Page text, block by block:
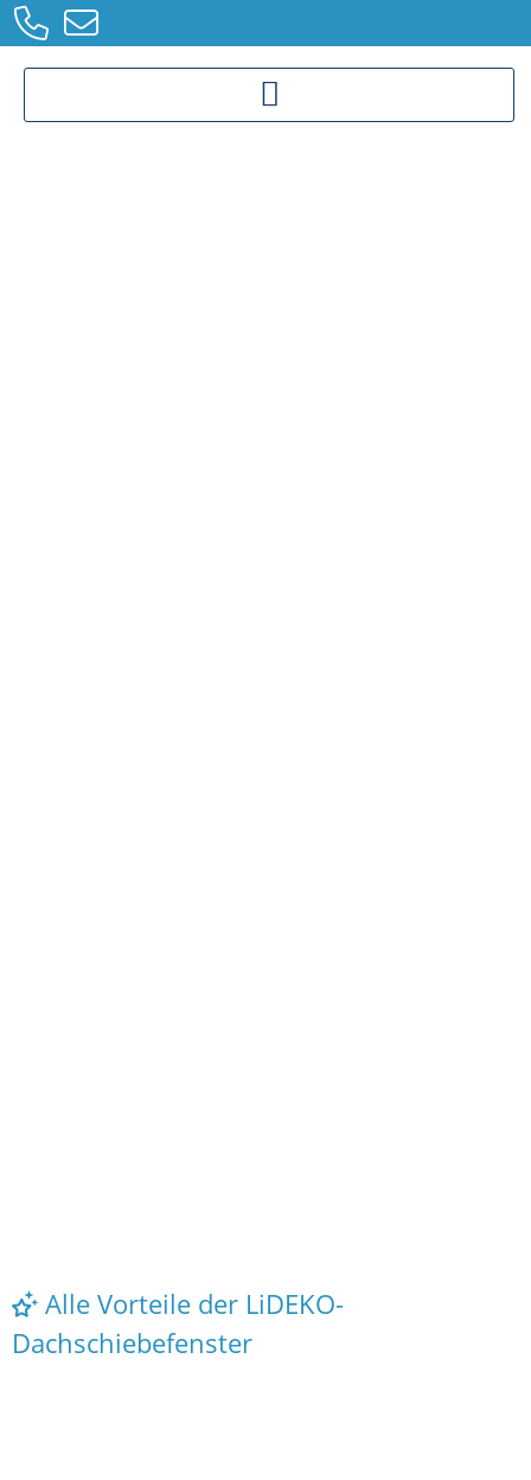
Alle Vorteile der LiDEKO-
Dachschiebefenster